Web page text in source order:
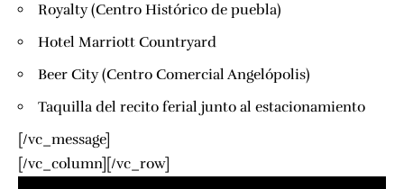
Royalty(Centro Histórico de puebla)
Hotel Marriott Countryard
Beer City(Centro Comercial Angelópolis)
Taquilla del recito ferial junto al estacionamiento
[/vc_message]
[/vc_column][/vc_row]